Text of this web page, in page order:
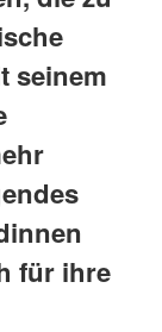
seinem
für ihre